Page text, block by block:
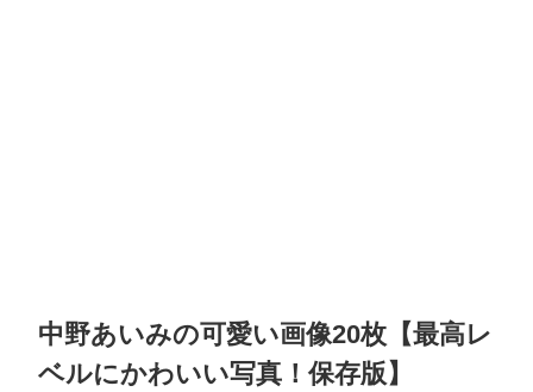
中野あいみの可愛い画像20枚【最高レ
ベルにかわいい写真！保存版】